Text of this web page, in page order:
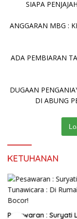
SIAPA
ANGGARAN MBG :
ADA PEMBIARAN
DUGAAN
DI ABUNG
KETUHANAN
Pesawaran : Suryati